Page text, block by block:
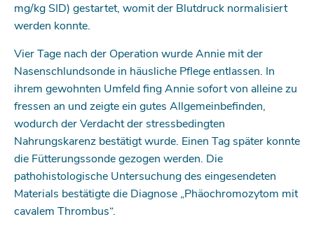
mg/kg SID) gestartet, womit der Blutdruck normalisiert
werden konnte.
Vier Tage nach der Operation wurde Annie mit der
Nasenschlundsonde in häusliche Pflege entlassen. In
ihrem gewohnten Umfeld fing Annie sofort von alleine zu
fressen an und zeigte ein gutes Allgemeinbefinden,
wodurch der Verdacht der stressbedingten
Nahrungskarenz bestätigt wurde. Einen Tag später konnte
die Fütterungssonde gezogen werden. Die
pathohistologische Untersuchung des eingesendeten
Materials bestätigte die Diagnose „Phäo­chromozytom mit
cavalem Thrombus“.